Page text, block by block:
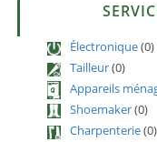
Électronique(0)
Tailleur(0)
Appareils
Shoemaker(0)
Charpenterie(0)